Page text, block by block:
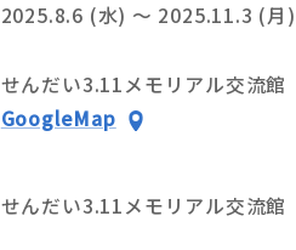
2025.8.6 (水) ～ 2025.11.3 (
せんだい3.11メモリアル交流
GoogleMap
せんだい3.11メモリアル交流館